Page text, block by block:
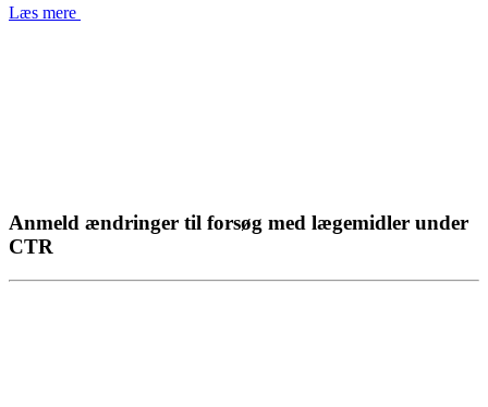
Læs mere
Anmeld ændringer til forsøg med lægemidler under
CTR